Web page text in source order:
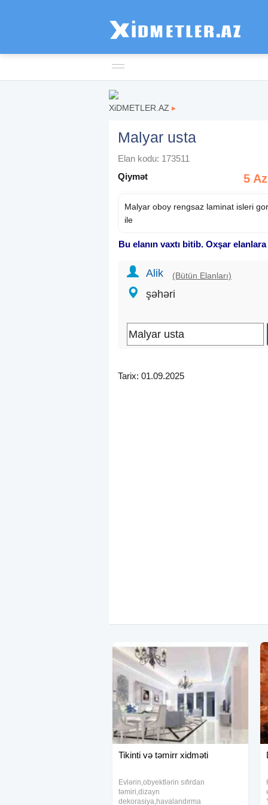
XiDMETLER.AZ ▸
Malyar usta
Elan kodu: 173511
Qiymət
5
Malyar oboy rengsaz laminat isleri
ile
Bu elanın vaxtı bitib. Oxşar elanlara
Alik (Bütün Elanları)
şəhəri
Tarix: 01.09.2025
Tikinti və təmirr xidməti
Evlərin,obyektlərin sıfırdan
təmiri,dizayn
dekorasiya,havalandırma